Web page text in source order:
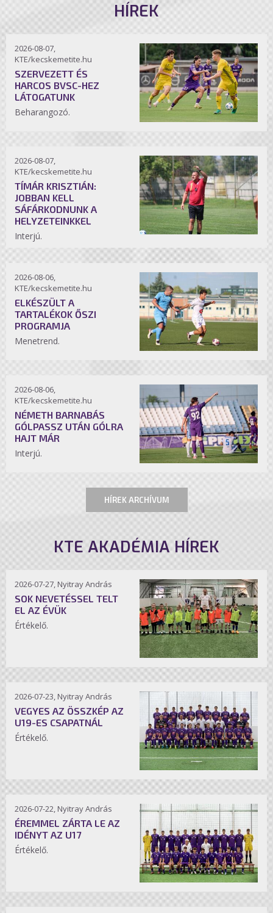
HÍREK
2026-08-07,
KTE/kecskemetite.hu
SZERVEZETT ÉS
HARCOS BVSC-HEZ
LÁTOGATUNK
Beharangozó.
2026-08-07,
KTE/kecskemetite.hu
TÍMÁR KRISZTIÁN:
JOBBAN KELL
SÁFÁRKODNUNK A
HELYZETEINKKEL
Interjú.
2026-08-06,
KTE/kecskemetite.hu
ELKÉSZÜLT A
TARTALÉKOK ŐSZI
PROGRAMJA
Menetrend.
2026-08-06,
KTE/kecskemetite.hu
NÉMETH BARNABÁS
GÓLPASSZ UTÁN GÓLRA
HAJT MÁR
Interjú.
HÍREK ARCHÍVUM
KTE AKADÉMIA HÍREK
2026-07-27, Nyitray András
SOK NEVETÉSSEL TELT
EL AZ ÉVÜK
Értékelő.
2026-07-23, Nyitray András
VEGYES AZ ÖSSZKÉP AZ
U19-ES CSAPATNÁL
Értékelő.
2026-07-22, Nyitray András
ÉREMMEL ZÁRTA LE AZ
IDÉNYT AZ U17
Értékelő.